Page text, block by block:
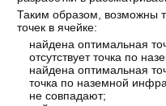
Таким образом, возможны
точек в ячейке:
найдена оптимальная
отсутствует точка по
найдена оптимальная
точка по наземной
не совпадают;